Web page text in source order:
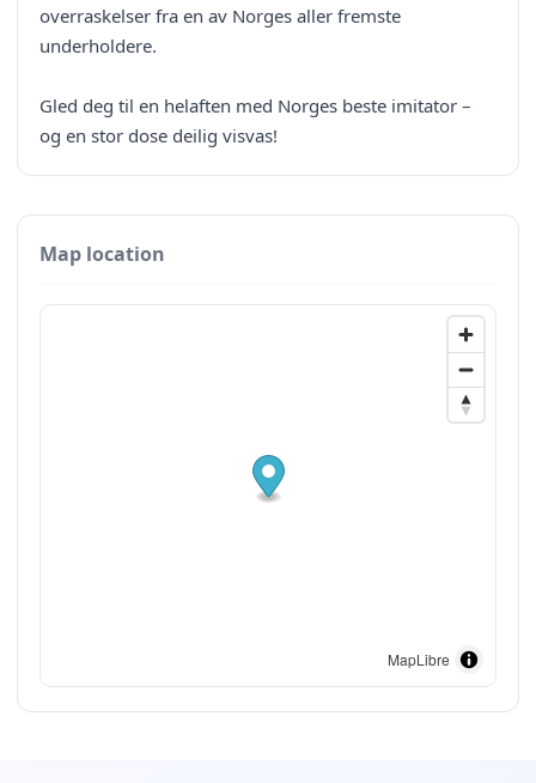
overraskelser fra en av Norges aller fremste
underholdere.
Gled deg til en helaften med Norges beste imitator –
og en stor dose deilig visvas!
Map location
MapLibre